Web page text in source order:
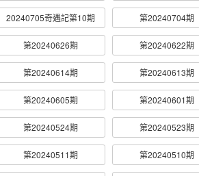
20240705奇遇記第10期 第20240704期
第20240626期 第20240622期
第20240614期 第20240613期
第20240605期 第20240601期
第20240524期 第20240523期
第20240511期 第20240510期